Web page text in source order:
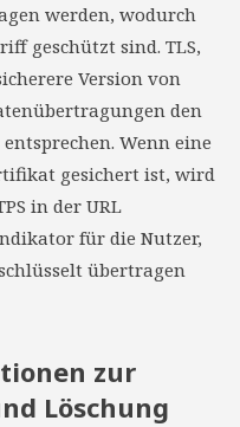
werden, wodurch
geschützt sind. TLS,
Version von
den
Wenn eine
gesichert ist, wird
in der URL
für die Nutzer,
übertragen
zur
Löschung